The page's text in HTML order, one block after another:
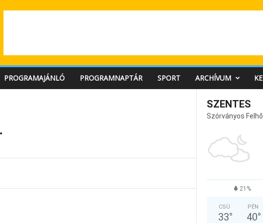
PROGRAMAJÁNLÓ PROGRAMNAPTÁR SPORT ARCHÍVUM
SZENTES
Szórványos
21%
CSÜ
33°
PÉN
40°